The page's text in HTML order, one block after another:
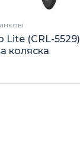
Lite (CRL-5529)
коляска